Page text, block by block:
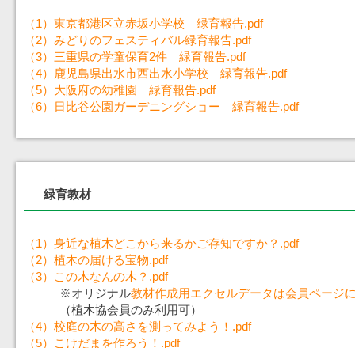
（1）東京都港区立赤坂小学校 緑育報告.pdf
（2）みどりのフェスティバル緑育報告.pdf
（3）三重県の学童保育2件 緑育報告.pdf
（4）鹿児島県出水市西出水小学校 緑育報告.pdf
（5）大阪府の幼稚園 緑育報告.pdf
（6）日比谷公園ガーデニングショー 緑育報告.pdf
緑育教材
（1）身近な植木どこから来るかご存知ですか？.pdf
（2）植木の届ける宝物.pdf
（3）この木なんの木？.pdf
※オリジナル教材作成用エクセルデータは会員ページ
（植木協会員のみ利用可）
（4）校庭の木の高さを測ってみよう！.pdf
（5）こけだまを作ろう！.pdf